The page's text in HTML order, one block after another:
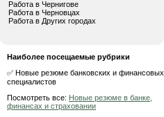
Работа в Чернигове
Работа в Черновцах
Работа в Других городах
Наиболее посещаемые рубрики
✅ Новые резюме банковских и финансовых
специалистов
Посмотреть все: Новые резюме в банке,
финансах и страховании